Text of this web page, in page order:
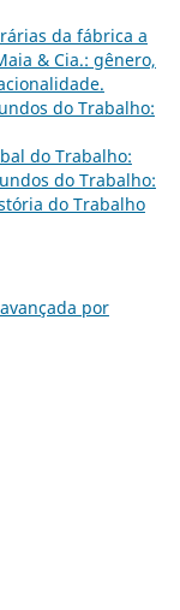
da fábrica a
& Cia.: gênero,
do Trabalho:
do Trabalho:
do Trabalho:
do Trabalho
por